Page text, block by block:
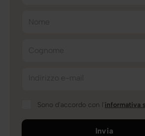
Nome
Cognome
Indirizzo e-mail
Sono d'accordo con l'informativa
Invia